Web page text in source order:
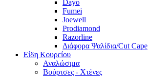
Dayo
Fumei
Joewell
Prodiamond
Razorline
Διάφορα Ψαλίδια/Cut Cape
Είδη Κουρείου
Αναλώσιμα
Βούρτσες - Χτένες